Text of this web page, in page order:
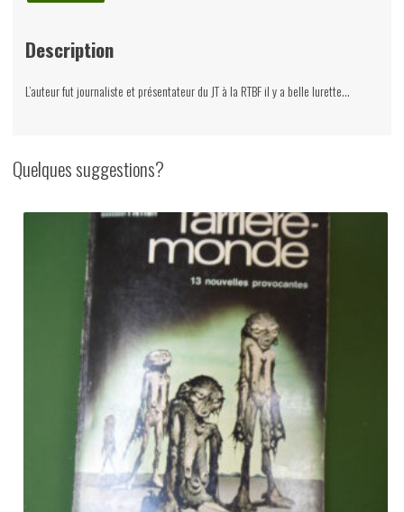
Description
L’auteur fut journaliste et présentateur du JT à la RTBF il y a belle lurette…
Quelques suggestions?